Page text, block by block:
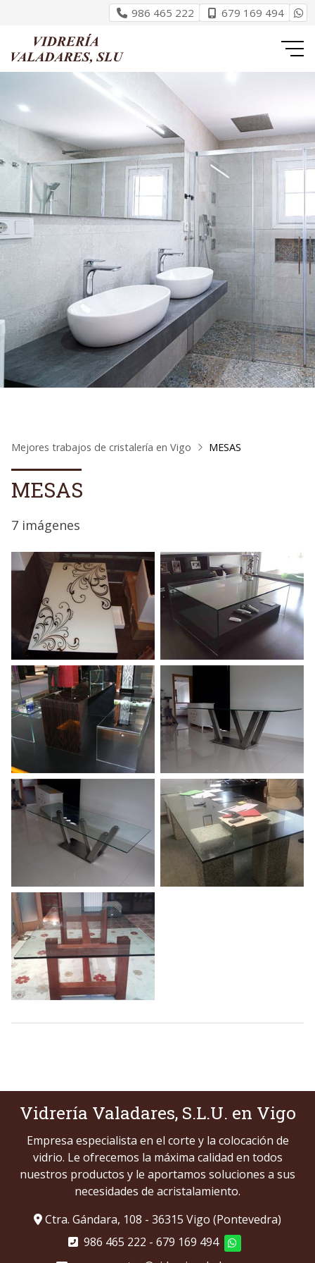
986 465 222 679 169 494
Mejores trabajos de cristalería en Vigo MESAS
MESAS
7 imágenes
Vidrería Valadares, S.L.U. en Vigo
Empresa especialista en el corte y la colocación de
vidrio. Le ofrecemos la máxima calidad en todos
nuestros productos y le aportamos soluciones a sus
necesidades de acristalamiento.
Ctra. Gándara, 108 - 36315 Vigo (Pontevedra)
986 465 222 - 679 169 494